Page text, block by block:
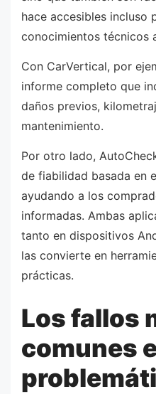
hace accesibles incluso
conocimientos técnicos
Con CarVertical, por
informe completo que
daños previos,
mantenimiento.
Por otro lado,
de fiabilidad basada en
ayudando a los
informadas. Ambas
tanto en dispositivos
las convierte en
prácticas.
Los fallos
comunes